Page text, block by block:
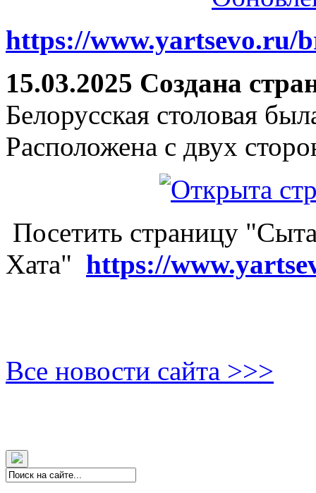
https://www.yartsevo.ru/
15.03.2025 Создана
Белорусская столовая
Расположена с двух
Посетить страницу
Хата" https://
Все новости сайта >>>